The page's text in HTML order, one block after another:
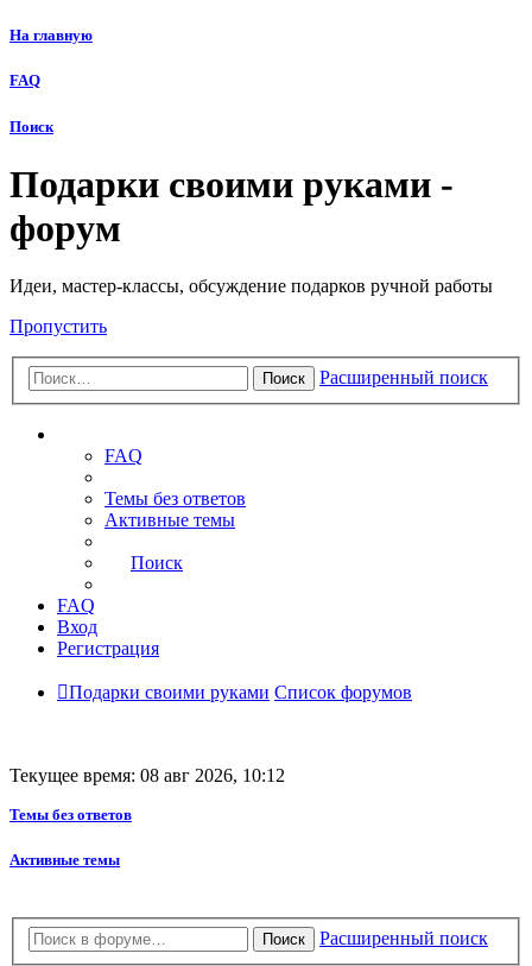
На главную
FAQ
Поиск
Подарки своими руками -
форум
Идеи, мастер-классы, обсуждение подарков ручной работы
Пропустить
Поиск Расширенный поиск
FAQ
Темы без ответов
Активные темы
Поиск
FAQ
Вход
Регистрация
Подарки своими руками Список форумов
Текущее время: 08 авг 2026, 10:12
Темы без ответов
Активные темы
Поиск Расширенный поиск